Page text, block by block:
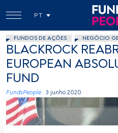
PT
FUNDOS DE AÇÕES NEGÓCIO
BLACKROCK
EUROPEAN
FUND
FundsPeople . 3 junho 2020